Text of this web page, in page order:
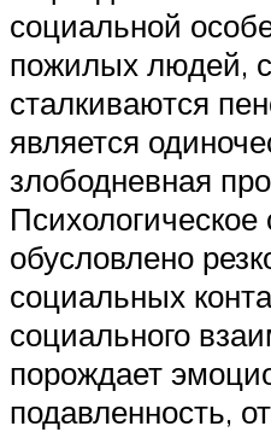
социальной
пожилых людей, с
сталкиваются
является
злободневная
Психологическое
обусловлено
социальных
социального
порождает
подавленность,